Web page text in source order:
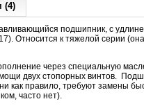
(4)
подшипник, с
Относится к тяжелой серии
через специальную
двух стопорных винтов.
как правило, требуют замены
часто нет).